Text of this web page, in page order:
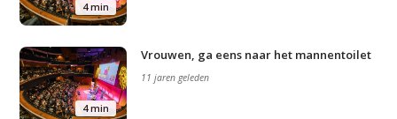
4 min
4 min
Vrouwen, ga eens naar het mannentoilet
11 jaren geleden